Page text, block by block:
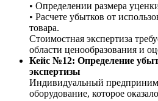
• Определении размера
• Расчете убытков от
товара.
Стоимостная экспертиза
области ценообразования и
Кейс №12: Определение
экспертизы
Индивидуальный
оборудование, которое